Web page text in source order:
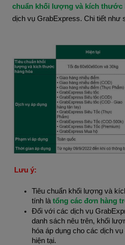
chuẩn khối lượng và kích thước
dịch vụ GrabExpress. Chi tiết như
Lưu ý:
Tiêu chuẩn khối lượng và
tính là tổng các đơn hàng
Đối với các dịch vụ
danh sách nêu trên, khối
hóa áp dụng cho các dịch vụ
hiện tại.